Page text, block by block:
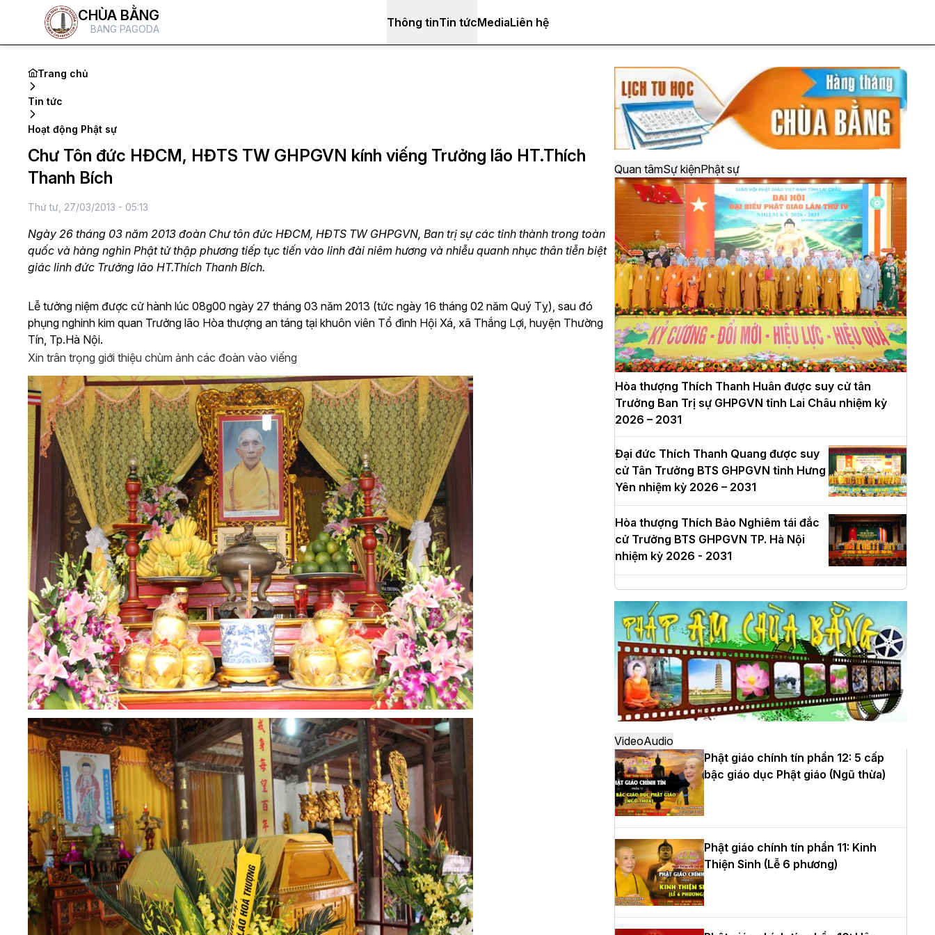
CHÙA BẰNG
BANG PAGODA Thông tinTin tứcMediaLiên hệ
Trang chủ
Tin tức
Hoạt động Phật sự
Chư Tôn đức HĐCM, HĐTS TW GHPGVN kính viếng Trưởng lão HT.Thích
Thanh Bích
Thứ tư, 27/03/2013 - 05:13
Ngày 26 tháng 03 năm 2013 đoàn Chư tôn đức HĐCM, HĐTS TW GHPGVN, Ban trị sự các tỉnh thành trong toàn
quốc và hàng nghìn Phật tử thập phương tiếp tục tiến vào linh đài niêm hương và nhiễu quanh nhục thân tiễn biệt
giác linh đức Trưởng lão HT.Thích Thanh Bích.
Lễ tưởng niệm được cử hành lúc 08g00 ngày 27 tháng 03 năm 2013 (tức ngày 16 tháng 02 năm Quý Tỵ), sau đó
phụng nghinh kim quan Trưởng lão Hòa thượng an táng tại khuôn viên Tổ đình Hội Xá, xã Thắng Lợi, huyện Thường
Tín, Tp.Hà Nội.
Xin trân trọng giới thiệu chùm ảnh các đoàn vào viếng
Quan tâmSự kiệnPhật sự
Hòa thượng Thích Thanh Huân được suy cử tân
Trưởng Ban Trị sự GHPGVN tỉnh Lai Châu nhiệm kỳ
2026 – 2031
Đại đức Thích Thanh Quang được suy
cử Tân Trưởng BTS GHPGVN tỉnh Hưng
Yên nhiệm kỳ 2026 – 2031
Hòa thượng Thích Bảo Nghiêm tái đắc
cử Trưởng BTS GHPGVN TP. Hà Nội
nhiệm kỳ 2026 - 2031
Hà Nội: Long trọng lễ khởi công xây
dựng Trung tâm văn hóa Phật giáo Thủ
đô
Hà Nội: Ngày tu học cuối cùng khép lại
khóa sinh hoạt Phật pháp mùa hè lần
thứ XIV tại chùa Bằng
Học yêu thương trong ngày tu tập thứ
tư của Khóa sinh hoạt Phật pháp mùa
hè tại chùa Bằng
HT.Thích Thọ Lạc được suy cử làm tân
Trưởng BTS GHPGVN tỉnh Nghệ An
VideoAudio
Phật giáo chính tín phần 12: 5 cấp
bậc giáo dục Phật giáo (Ngũ thừa)
Phật giáo chính tín phần 11: Kinh
Thiện Sinh (Lễ 6 phương)